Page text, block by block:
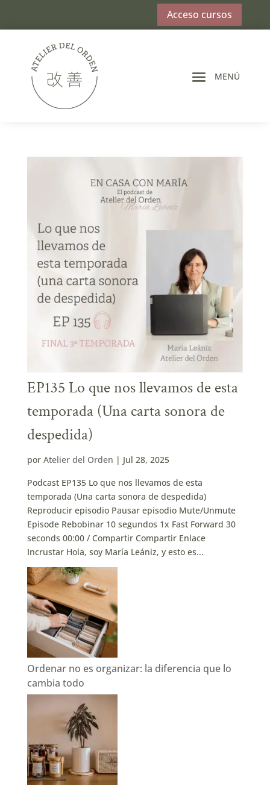
Acceso cursos
EP135 Lo que nos llevamos de esta
temporada (Una carta sonora de
despedida)
por Atelier del Orden | Jul 28, 2025
Podcast EP135 Lo que nos llevamos de esta
temporada (Una carta sonora de despedida)
Reproducir episodio Pausar episodio Mute/Unmute
Episode Rebobinar 10 segundos 1x Fast Forward 30
seconds 00:00 / Compartir Compartir Enlace
Incrustar Hola, soy María Leániz, y esto es...
Ordenar no es organizar: la diferencia que lo
cambia todo